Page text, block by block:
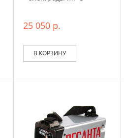
25 050 р.
В КОРЗИНУ